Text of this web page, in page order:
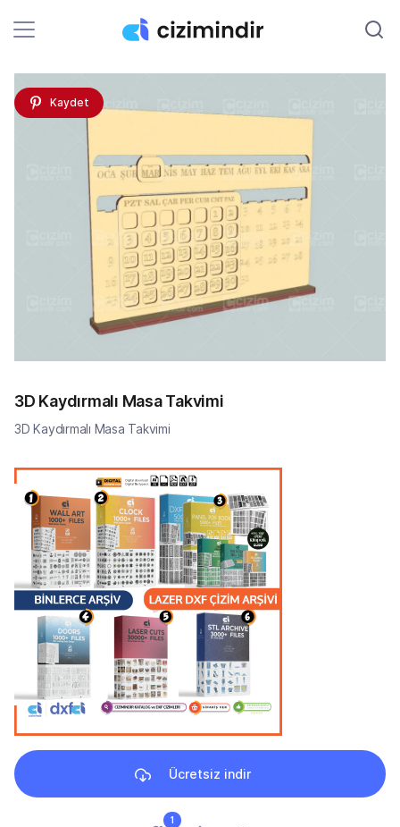
Kaydet
3D Kaydırmalı Masa Takvimi
3D Kaydırmalı Masa Takvimi
Ücretsiz indir
1